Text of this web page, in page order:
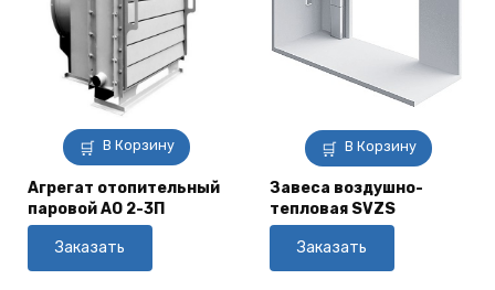
В Корзину
Агрегат отопительный
паровой АО 2-3П
Заказать
В Корзину
Завеса воздушно-
тепловая SVZS
Заказать